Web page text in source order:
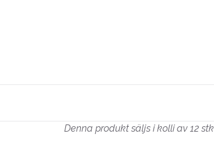
Denna produkt säljs i kolli av 12 stk